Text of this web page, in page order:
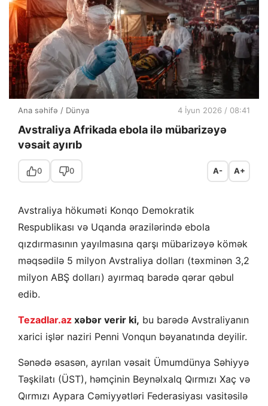
Ana səhifə / Dünya 4 İyun 2026 / 08:41
Avstraliya Afrikada ebola ilə mübarizəyə
vəsait ayırıb
0 0 A- A+
Avstraliya hökuməti Konqo Demokratik
Respublikası və Uqanda ərazilərində ebola
qızdırmasının yayılmasına qarşı mübarizəyə kömək
məqsədilə 5 milyon Avstraliya dolları (təxminən 3,2
milyon ABŞ dolları) ayırmaq barədə qərar qəbul
edib.
Tezadlar.az xəbər verir ki, bu barədə Avstraliyanın
xarici işlər naziri Penni Vonqun bəyanatında deyilir.
Sənədə əsasən, ayrılan vəsait Ümumdünya Səhiyyə
Təşkilatı (ÜST), həmçinin Beynəlxalq Qırmızı Xaç və
Qırmızı Aypara Cəmiyyətləri Federasiyası vasitəsilə